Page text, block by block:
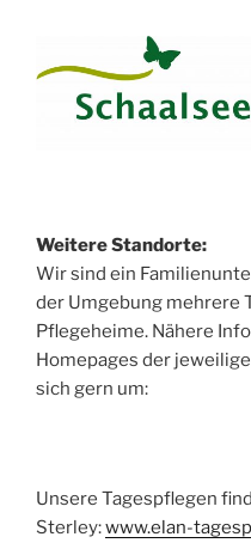
Weitere Standorte:
Wir sind ein
der Umgebung mehrere
Pflegeheime. Nähere
Homepages der
sich gern um:
Unsere Tagespflegen
Sterley:www.elan-